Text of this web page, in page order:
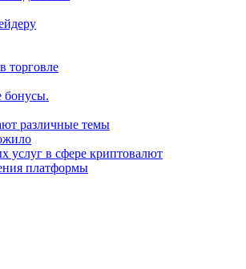
торговле
бонусы.
различные темы
услуг в сфере криптовалют
платформы